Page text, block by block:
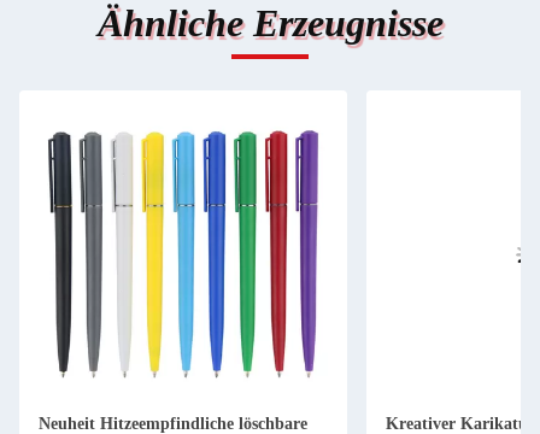
Ähnliche Erzeugnisse
Neuheit Hitzeempfindliche löschbare
Kreativer